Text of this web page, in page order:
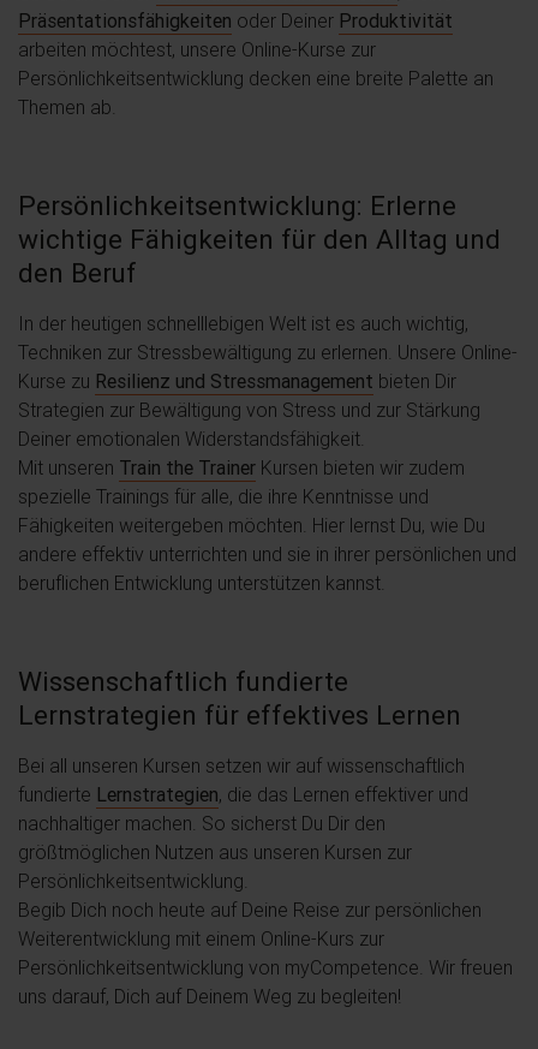
Präsentationsfähigkeiten oder Deiner Produktivität
arbeiten möchtest, unsere Online-Kurse zur
Persönlichkeitsentwicklung decken eine breite Palette an
Themen ab.
Persönlichkeitsentwicklung: Erlerne
wichtige Fähigkeiten für den Alltag und
den Beruf
In der heutigen schnelllebigen Welt ist es auch wichtig,
Techniken zur Stressbewältigung zu erlernen. Unsere Online-
Kurse zu Resilienz und Stressmanagement bieten Dir
Strategien zur Bewältigung von Stress und zur Stärkung
Deiner emotionalen Widerstandsfähigkeit.
Mit unseren Train the Trainer Kursen bieten wir zudem
spezielle Trainings für alle, die ihre Kenntnisse und
Fähigkeiten weitergeben möchten. Hier lernst Du, wie Du
andere effektiv unterrichten und sie in ihrer persönlichen und
beruflichen Entwicklung unterstützen kannst.
Wissenschaftlich fundierte
Lernstrategien für effektives Lernen
Bei all unseren Kursen setzen wir auf wissenschaftlich
fundierte Lernstrategien, die das Lernen effektiver und
nachhaltiger machen. So sicherst Du Dir den
größtmöglichen Nutzen aus unseren Kursen zur
Persönlichkeitsentwicklung.
Begib Dich noch heute auf Deine Reise zur persönlichen
Weiterentwicklung mit einem Online-Kurs zur
Persönlichkeitsentwicklung von myCompetence. Wir freuen
uns darauf, Dich auf Deinem Weg zu begleiten!